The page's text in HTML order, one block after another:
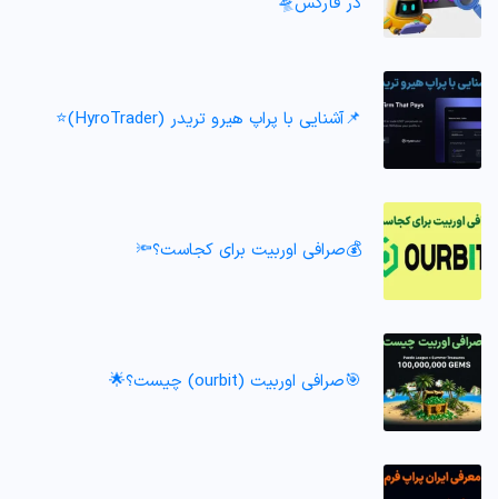
📌آشنایی با پراپ هیرو تریدر (HyroTrader)⭐️
💰صرافی اوربیت برای کجاست؟🔦
🎯صرافی اوربیت (ourbit) چیست؟🌟